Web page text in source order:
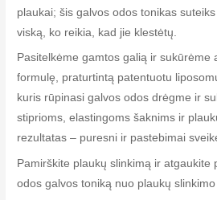
plaukai; šis galvos odos tonikas
viską, ko reikia, kad jie klestėtų.
Pasitelkėme gamtos galią ir sukūrėme
formulę, praturtintą patentuotu
kuris rūpinasi galvos odos drėgme ir
stiprioms, elastingoms šaknims ir
rezultatas – puresni ir pastebimai
Pamirškite plaukų slinkimą ir atgaukite
odos galvos toniką nuo plaukų